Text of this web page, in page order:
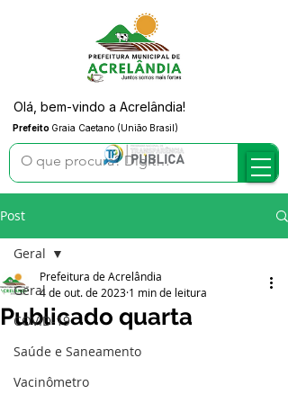
Prefeito Graia Caetano (União Brasil)
Olá, bem-vindo a Acrelândia!
Post
Geral
COVID-19
Saúde e Saneamento
Vacinômetro
Geral
Publicado quarta
Prefeitura de Acrelândia
4 de out. de 2023 1 min de leitura